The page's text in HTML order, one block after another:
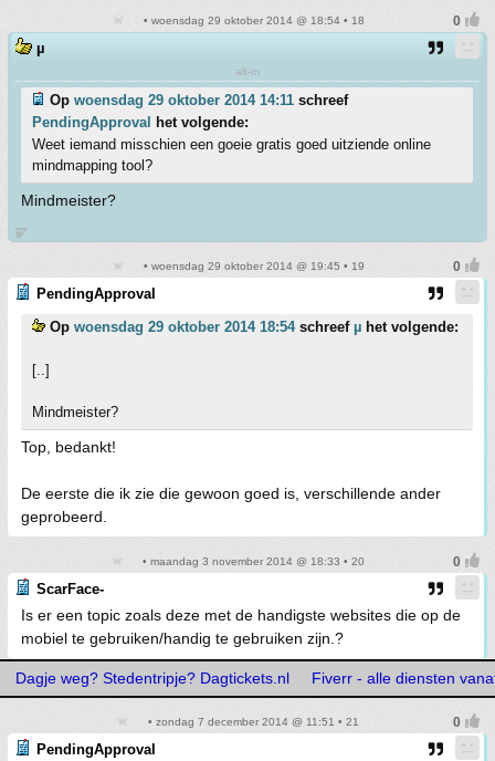
• woensdag 29 oktober 2014 @ 18:54 • 18
µ
alt-m
Op woensdag 29 oktober 2014 14:11 schreef
PendingApproval het volgende:
Weet iemand misschien een goeie gratis goed uitziende online
mindmapping tool?
Mindmeister?
జ్ఞ‌ా
• woensdag 29 oktober 2014 @ 19:45 • 19
PendingApproval
Op woensdag 29 oktober 2014 18:54schreef µ het volgende:
[..]
Mindmeister?
Top, bedankt!
De eerste die ik zie die gewoon goed is, verschillende ander
geprobeerd.
• maandag 3 november 2014 @ 18:33 • 20
ScarFace-
Is er een topic zoals deze met de handigste websites die op de
mobiel te gebruiken/handig te gebruiken zijn.?
Dagje weg? Stedentripje? Dagtickets.nl Fiverr - alle diensten
• zondag 7 december 2014 @ 11:51 • 21
PendingApproval